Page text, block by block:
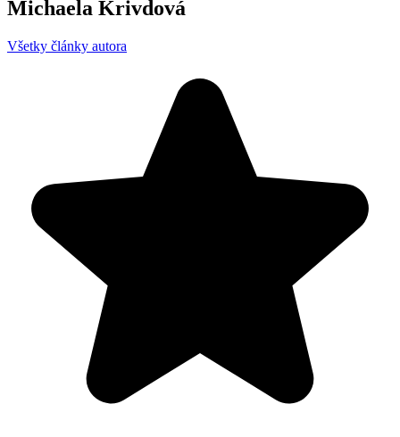
Michaela Krivdová
Všetky články autora